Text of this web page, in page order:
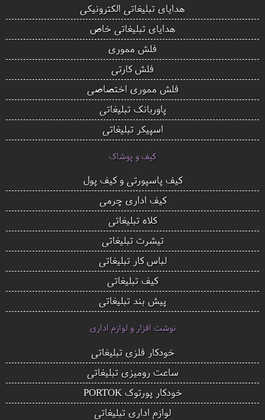
هدایای تبلیغاتی الکترونیکی
هدایای تبلیغاتی خاص
فلش مموری
فلش کارتی
فلش مموری اختصاصی
پاوربانک تبلیغاتی
اسپیکر تبلیغاتی
کیف و پوشاک
کیف پاسپورتی و کیف پول
کیف اداری چرمی
کلاه تبلیغاتی
تیشرت تبلیغاتی
لباس کار تبلیغاتی
کیف تبلیغاتی
پیش بند تبلیغاتی
نوشت افزار و لوازم اداری
خودکار فلزی تبلیغاتی
ساعت رومیزی تبلیغاتی
خودکار پورتوک PORTOK
لوازم اداری تبلیغاتی